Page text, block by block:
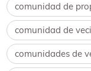
comunidad de
comunidad de
comunidades de